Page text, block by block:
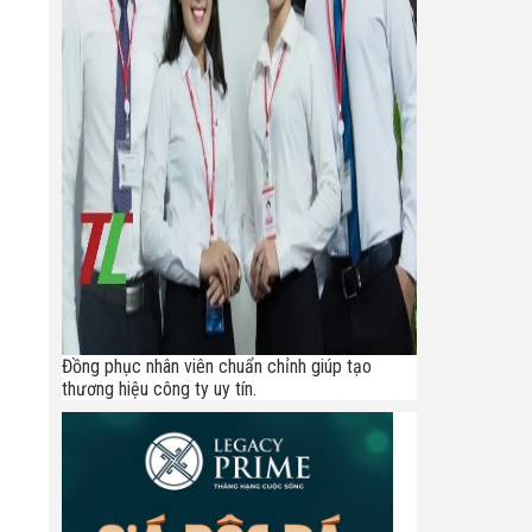
Đồng phục nhân viên chuẩn chỉnh giúp tạo
thương hiệu công ty uy tín.